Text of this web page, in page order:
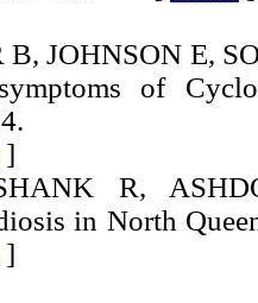
B, JOHNSON E,
of
]
R,
in North
]